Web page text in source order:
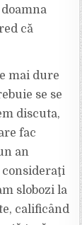
că
mai dure
se se
discuta,
fac
an
consideraţi
slobozi la
calificând